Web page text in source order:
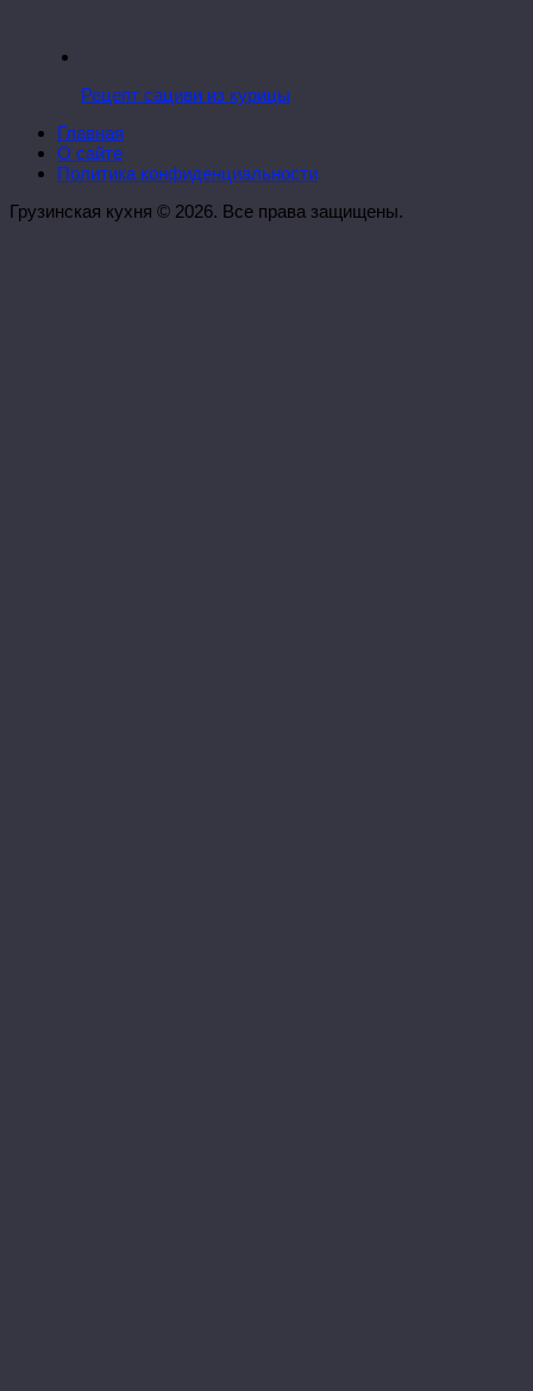
Рецепт сациви из курицы
Главная
О сайте
Политика конфиденциальности
Грузинская кухня © 2026. Все права защищены.